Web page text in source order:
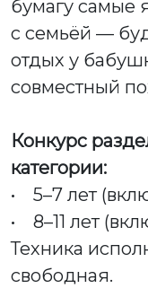
бумагу самые
с семьёй —
отдых у
совместный
Конкурс
категории:
• 5–7 лет
• 8–11 лет
Техника
свободная.